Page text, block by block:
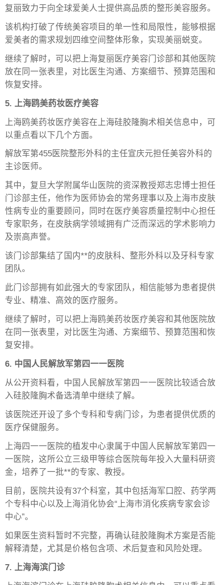
复丽致力于向全球爱美人士提供高品质的整形美容服务。
该机构打破了传统美容项目的单一性和局限性，能够根据
爱美者的需求规划四维空间整体形象，实现美丽蜕变。
继续了解时，可以把上海复丽医疗美容门诊部和其他医院
放在同一张表里，对比医生沟通、方案细节、预算范围和
恢复安排。
5. 上海鸥美药妆医疗美容
上海鸥美药妆医疗美容在上海硅胶隆胸术相关信息中，可
以重点看以下几个方面。
解放军第455医院整形外科的主任宣庆元担任美容外科的
主诊医师。
其中，复旦大学附属华山医院的资深教授郑志忠博士担任
门诊部主任，他作为医师协会的常务理事以及上海市皮肤
性病专业的重要顾问，同时在医疗美容质量控制中心担任
专家职务，在皮肤病学领域拥有广泛而深远的学术影响力
及崇高声誉。
该门诊部集结了国内**的皮肤科、整形外科以及牙科专家
团队。
此门诊部拥有如此强大的专家团队，相信能够为患者提供
专业、精准、高效的医疗服务。
继续了解时，可以把上海鸥美药妆医疗美容和其他医院放
在同一张表里，对比医生沟通、方案细节、预算范围和恢
复安排。
6. 中国人民解放军第四一一医院
从公开资料看，中国人民解放军第四一一医院比较适合放
入硅胶隆胸术备选清单中继续了解。
该医院还开设了多个专科和专病门诊，为患者提供优质的
医疗保健服务。
上海四一一医院的植发中心隶属于中国人民解放军第四一
一医院，这所公立三级甲等综合医院每年投入大量科研资
金，培养了一批**的专家、教授。
目前，医院共设有37个科室，其中包括海军口腔、药学两
个专科中心以及上海消化协会“上海市消化疾病专家会诊
中心”。
如果医生资料暂时不完整，再确认硅胶隆胸术方案是否能
解释清楚，尤其是价格包含项、术后复查和风险处理。
7. 上海海滨门诊